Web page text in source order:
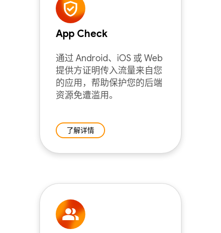
App Check
通过 Android、iOS 或 Web
提供方证明传入流量来自您
的应用，帮助保护您的后端
资源免遭滥用。
了解详情